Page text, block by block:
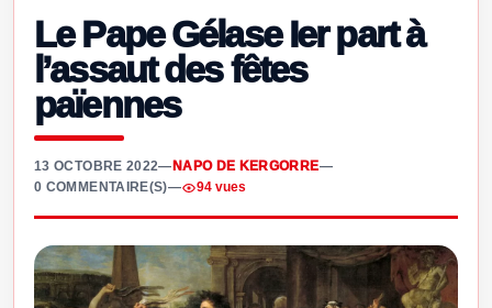
Le Pape Gélase Ier part à
l’assaut des fêtes
païennes
13 OCTOBRE 2022— NAPO DE KERGORRE—
0 COMMENTAIRE(S)— 94 vues